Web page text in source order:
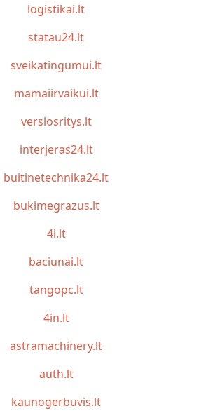
logistikai.lt
statau24.lt
sveikatingumui.lt
mamaiirvaikui.lt
verslosritys.lt
interjeras24.lt
buitinetechnika24.lt
bukimegrazus.lt
4i.lt
baciunai.lt
tangopc.lt
4in.lt
astramachinery.lt
auth.lt
kaunogerbuvis.lt